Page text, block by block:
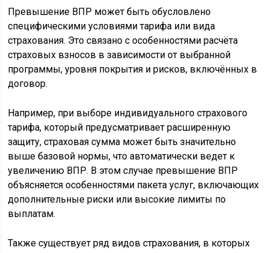
Превышение ВПР может быть обусловлено
специфическими условиями тарифа или вида
страхования. Это связано с особенностями расчёта
страховых взносов в зависимости от выбранной
программы, уровня покрытия и рисков, включённых в
договор.
Например, при выборе индивидуального страхового
тарифа, который предусматривает расширенную
защиту, страховая сумма может быть значительно
выше базовой нормы, что автоматически ведет к
увеличению ВПР. В этом случае превышение ВПР
объясняется особенностями пакета услуг, включающих
дополнительные риски или высокие лимиты по
выплатам.
Также существует ряд видов страхования, в которых